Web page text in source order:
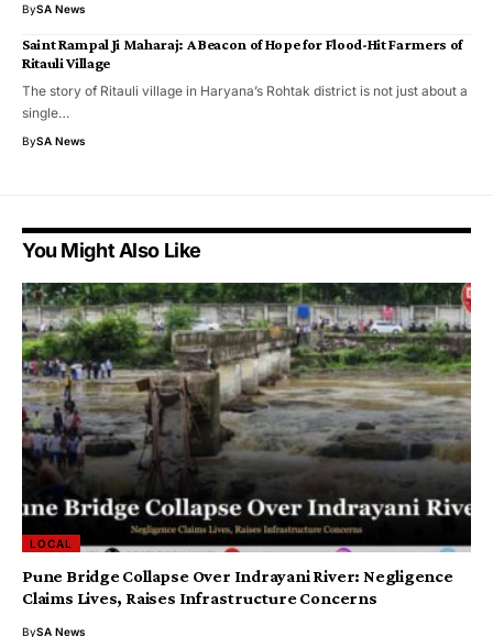
BySA News
Saint Rampal Ji Maharaj: A Beacon of Hope for Flood-Hit Farmers of
Ritauli Village
The story of Ritauli village in Haryana’s Rohtak district is not just about a
single…
BySA News
You Might Also Like
LOCAL
Pune Bridge Collapse Over Indrayani River: Negligence
Claims Lives, Raises Infrastructure Concerns
BySA News